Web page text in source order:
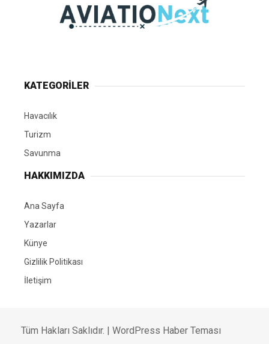
KATEGORİLER
Havacılık
Turizm
Savunma
HAKKIMIZDA
Ana Sayfa
Yazarlar
Künye
Gizlilik Politikası
İletişim
Tüm Hakları Saklıdır. | WordPress Haber Teması